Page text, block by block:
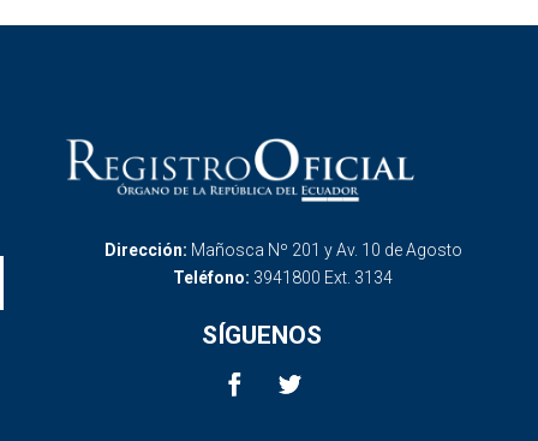
Dirección: Mañosca Nº 201 y Av. 10 de Agosto
Teléfono: 3941800 Ext. 3134
SÍGUENOS